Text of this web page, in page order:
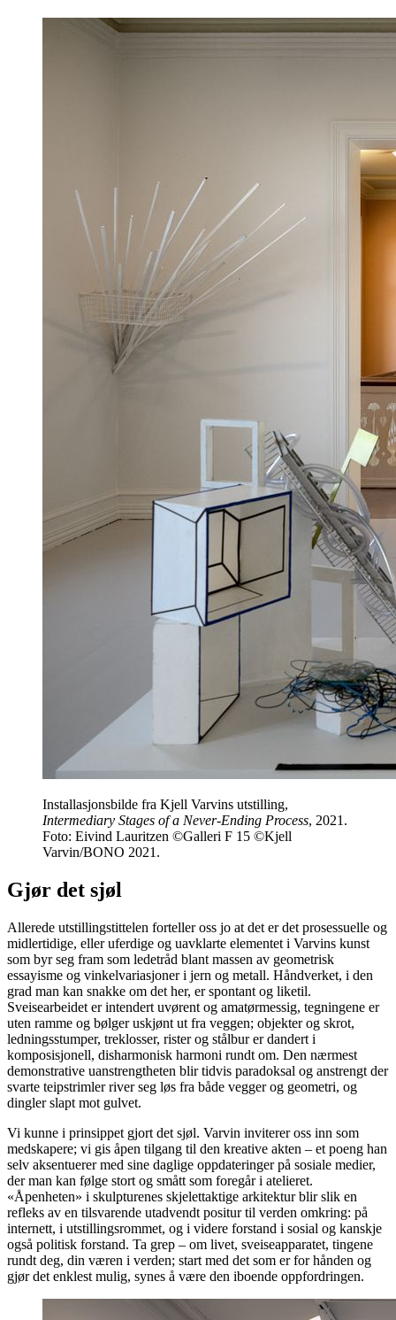
Installasjonsbilde fra Kjell Varvins utstilling,
Intermediary Stages of a Never-Ending Process, 2021.
Foto: Eivind Lauritzen ©Galleri F 15 ©Kjell
Varvin/BONO 2021.
Gjør det sjøl
Allerede utstillingstittelen forteller oss jo at det er det prosessuelle og
midlertidige, eller uferdige og uavklarte elementet i Varvins kunst
som byr seg fram som ledetråd blant massen av geometrisk
essayisme og vinkelvariasjoner i jern og metall. Håndverket, i den
grad man kan snakke om det her, er spontant og liketil.
Sveisearbeidet er intendert uvørent og amatørmessig, tegningene er
uten ramme og bølger uskjønt ut fra veggen; objekter og skrot,
ledningsstumper, treklosser, rister og stålbur er dandert i
komposisjonell, disharmonisk harmoni rundt om. Den nærmest
demonstrative uanstrengtheten blir tidvis paradoksal og anstrengt der
svarte teipstrimler river seg løs fra både vegger og geometri, og
dingler slapt mot gulvet.
Vi kunne i prinsippet gjort det sjøl. Varvin inviterer oss inn som
medskapere; vi gis åpen tilgang til den kreative akten – et poeng han
selv aksentuerer med sine daglige oppdateringer på sosiale medier,
der man kan følge stort og smått som foregår i atelieret.
«Åpenheten» i skulpturenes skjelettaktige arkitektur blir slik en
refleks av en tilsvarende utadvendt positur til verden omkring: på
internett, i utstillingsrommet, og i videre forstand i sosial og kanskje
også politisk forstand. Ta grep ­– om livet, sveiseapparatet, tingene
rundt deg, din væren i verden; start med det som er for hånden og
gjør det enklest mulig, synes å være den iboende oppfordringen.